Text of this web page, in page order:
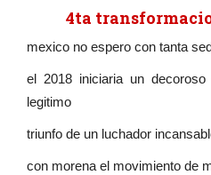
4ta
mexico no espero con tanta
el 2018 iniciaria un
legitimo
triunfo de un luchador
con morena el movimiento de